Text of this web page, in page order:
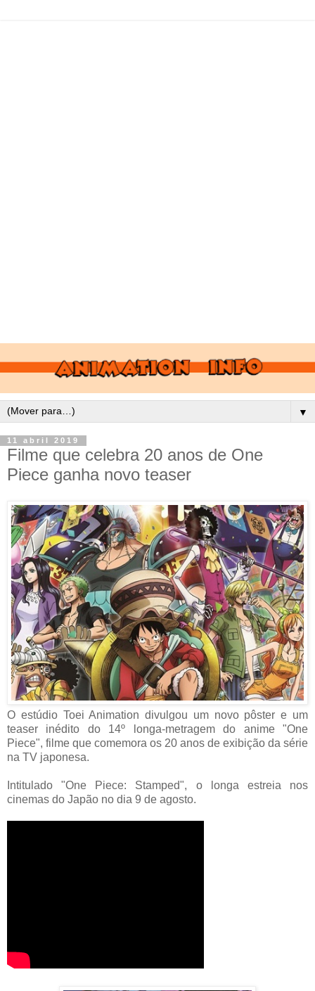
▼
11 abril 2019
Filme que celebra 20 anos de One
Piece ganha novo teaser
O estúdio Toei Animation divulgou um novo pôster e um
teaser inédito do 14º longa-metragem do anime "One
Piece", filme que comemora os 20 anos de exibição da série
na TV japonesa.
Intitulado "One Piece: Stamped", o longa estreia nos
cinemas do Japão no dia 9 de agosto.